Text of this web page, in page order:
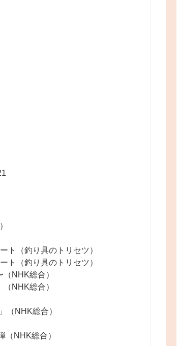
ト（釣り具のトリセツ）
ト（釣り具のトリセツ）
NHK総合）
NHK総合）
（NHK総合）
（NHK総合）